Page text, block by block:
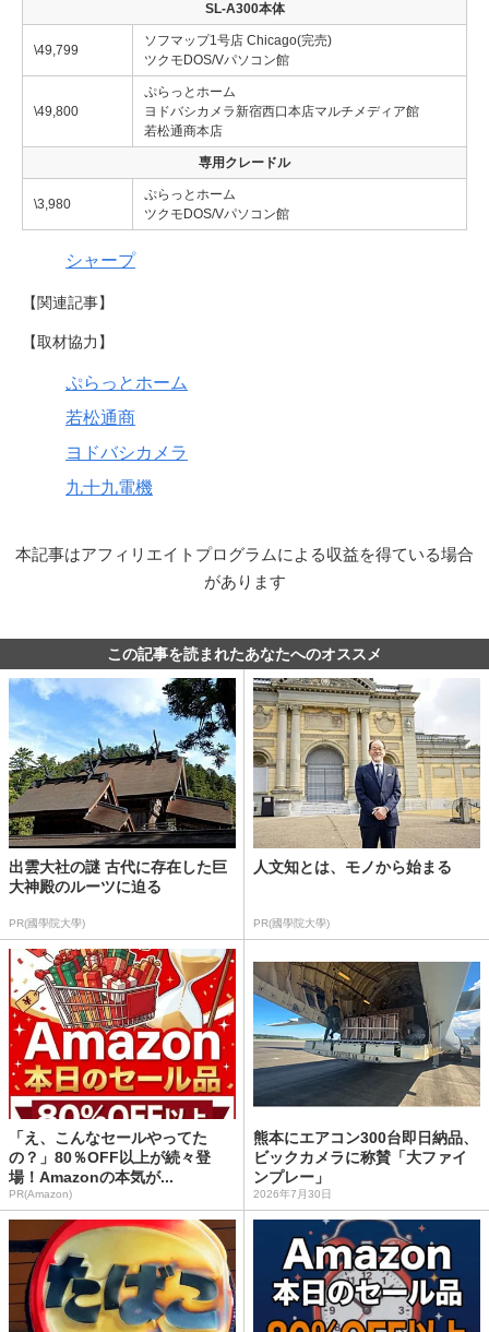
SL-A300本体
\49,799
ソフマップ1号店 Chicago(完売)
ツクモDOS/Vパソコン館
\49,800
ぷらっとホーム
ヨドバシカメラ新宿西口本店マルチメディア館
若松通商本店
専用クレードル
\3,980
ぷらっとホーム
ツクモDOS/Vパソコン館
シャープ
【関連記事】
【取材協力】
ぷらっとホーム
若松通商
ヨドバシカメラ
九十九電機
本記事はアフィリエイトプログラムによる収益を得ている場合
があります
この記事を読まれたあなたへのオススメ
出雲大社の謎 古代に存在した巨
大神殿のルーツに迫る
PR(國學院大學)
人文知とは、モノから始まる
PR(國學院大學)
「え、こんなセールやってた
の？」80％OFF以上が続々登
場！Amazonの本気が...
PR(Amazon)
熊本にエアコン300台即日納品、
ビックカメラに称賛「大ファイ
ンプレー」
2026年7月30日